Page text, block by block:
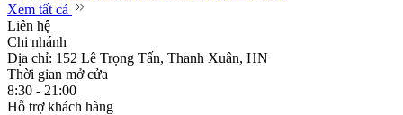
Xem tất cả
Liên hệ
Chi nhánh
Địa chỉ: 152 Lê Trọng Tấn, Thanh Xuân, HN
Thời gian mở cửa
8:30 - 21:00
Hỗ trợ khách hàng